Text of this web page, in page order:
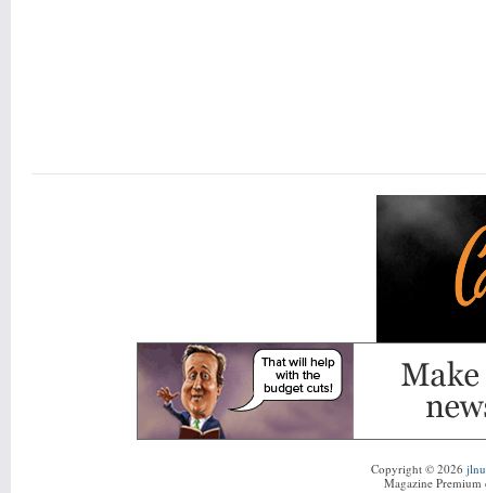
Copyright © 2026
Magazine Premium